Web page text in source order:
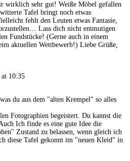
wirklich sehr gut! Weiße Möbel gefallen
Tafel bringt noch etwas
fehlt den Leuten etwas Fantasie,
Lass dich nicht entmutigen
Fundstücke! (Gerne auch in einem
aktuellen Wettbewerb!) Liebe Grüße,
10:35
du aus dem "alten Krempel" so alles
Fotographien begeistert. Du kannst die
Ich finde es eine gute Idee die
Zustand zu belassen, wenn gleich ich
diese Tafel gekonnt im "neuen Kleid" in